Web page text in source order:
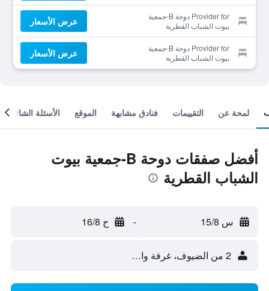
Provider for دوحة B-جمعية
بيوت الشباب القطرية
عرض الأسعار
Provider for دوحة B-جمعية
بيوت الشباب القطرية
عرض الأسعار
لمحة عن التقييمات فنادق مشابهة الموقع الأسئلة الشائعة
أفضل صفقات دوحة B-جمعية بيوت
الشباب القطرية
س 15/8 - ح 16/8
2 من الضيوف، غرفة واحدة